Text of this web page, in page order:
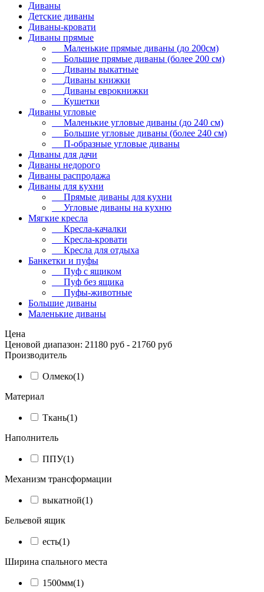
Диваны
Детские диваны
Диваны-кровати
Диваны прямые
Маленькие прямые диваны (до 200см)
Большие прямые диваны (более 200 см)
Диваны выкатные
Диваны книжки
Диваны еврокнижки
Кушетки
Диваны угловые
Маленькие угловые диваны (до 240 см)
Большие угловые диваны (более 240 см)
П-образные угловые диваны
Диваны для дачи
Диваны недорого
Диваны распродажа
Диваны для кухни
Прямые диваны для кухни
Угловые диваны на кухню
Мягкие кресла
Кресла-качалки
Кресла-кровати
Кресла для отдыха
Банкетки и пуфы
Пуф с ящиком
Пуф без ящика
Пуфы-животные
Большие диваны
Маленькие диваны
Цена
Ценовой диапазон: 21180 руб - 21760 руб
Производитель
Олмеко(1)
Материал
Ткань(1)
Наполнитель
ППУ(1)
Механизм трансформации
выкатной(1)
Бельевой ящик
есть(1)
Ширина спального места
1500мм(1)